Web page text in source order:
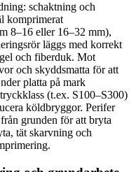
schaktning och
komprimerat
8–16 eller 16–32 mm),
läggs med korrekt
och fiberduk. Mot
och skyddsmatta för att
platta på mark
(t.ex. S100–S300)
köldbryggor. Perifer
grunden för att bryta
tät skarvning och